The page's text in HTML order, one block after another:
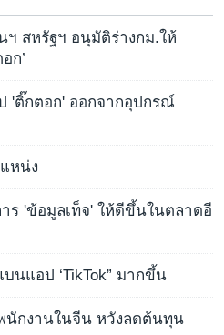
สหรัฐฯ อนุมัติร่างกม.ให้
ก’
'ติ๊กตอก' ออกจากอุปกรณ์
หน่ง
ร 'ข้อมูลเท็จ' ให้ดีขึ้นในตลาดอี
นแอป ‘TikTok” มากขึ้น
นักงานในจีน หวังลดต้นทุน